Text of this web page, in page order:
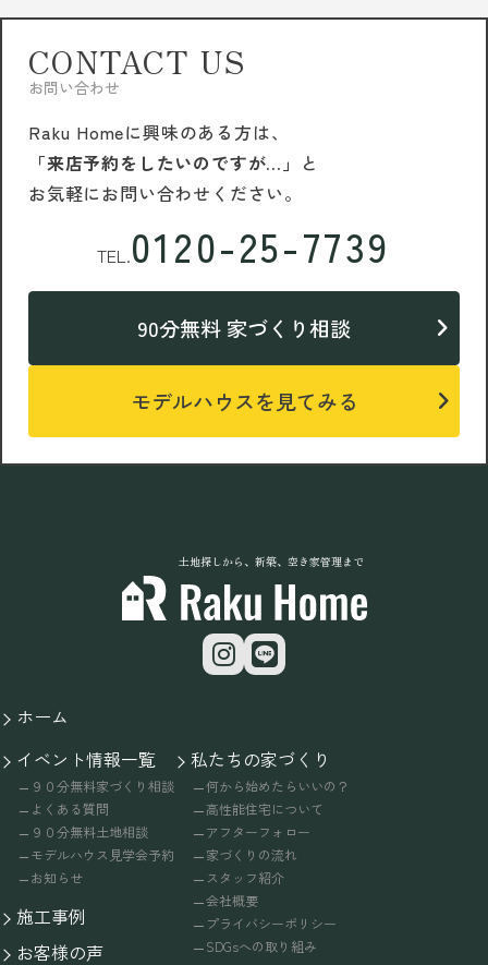
CONTACT US
お問い合わせ
Raku Homeに興味のある方は、
「来店予約をしたいのですが…」 と
お気軽にお問い合わせください。
TEL.0120-25-7739
90分無料 家づくり相談
モデルハウスを見てみる
土地探しから、新築、空き家管理まで
ホーム
イベント情報一覧
９０分無料家づくり相談
よくある質問
９０分無料土地相談
モデルハウス見学会予約
お知らせ
施工事例
お客様の声
私たちの家づくり
何から始めたらいいの？
高性能住宅について
アフターフォロー
家づくりの流れ
スタッフ紹介
会社概要
プライバシーポリシー
SDGsへの取り組み